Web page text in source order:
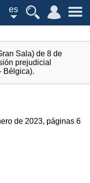
es
Sala) de 8 de
prejudicial
Bélgica).
de 2023, páginas 6